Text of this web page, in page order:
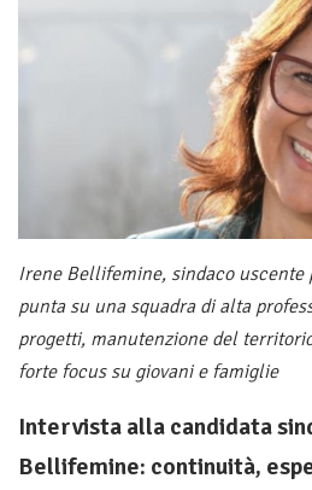
Irene Bellifemine, sindaco
punta su una squadra di alta
progetti, manutenzione del
forte focus su giovani e famiglie
Intervista alla candidata
Bellifemine: continuità,